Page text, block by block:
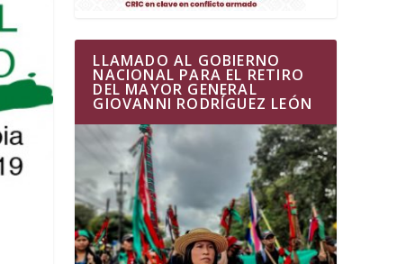
LLAMADO AL GOBIERNO
NACIONAL PARA EL RETIRO
DEL MAYOR GENERAL
GIOVANNI RODRÍGUEZ LEÓN